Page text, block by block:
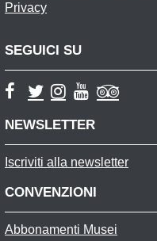
Privacy
SEGUICI SU
NEWSLETTER
Iscriviti alla newsletter
CONVENZIONI
Abbonamenti Musei